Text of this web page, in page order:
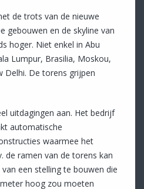
de trots van de nieuwe
gebouwen en de skyline van
hoger. Niet enkel in Abu
Lumpur, Brasilia, Moskou,
Delhi. De torens grijpen
uitdagingen aan. Het bedrijf
automatische
waarmee het
de ramen van de torens kan
een stelling te bouwen die
hoog zou moeten